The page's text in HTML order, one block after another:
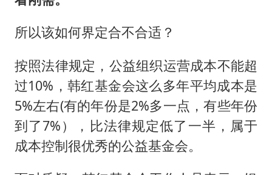
所以该如何界定合不合适？
按照法律规定，公益组织运营成本不能超
过10%，韩红基金会这么多年平均成本是
5%左右(有的年份是2%多一点，有些年份
到了7%），比法律规定低了一半，属于
成本控制很优秀的公益基金会。